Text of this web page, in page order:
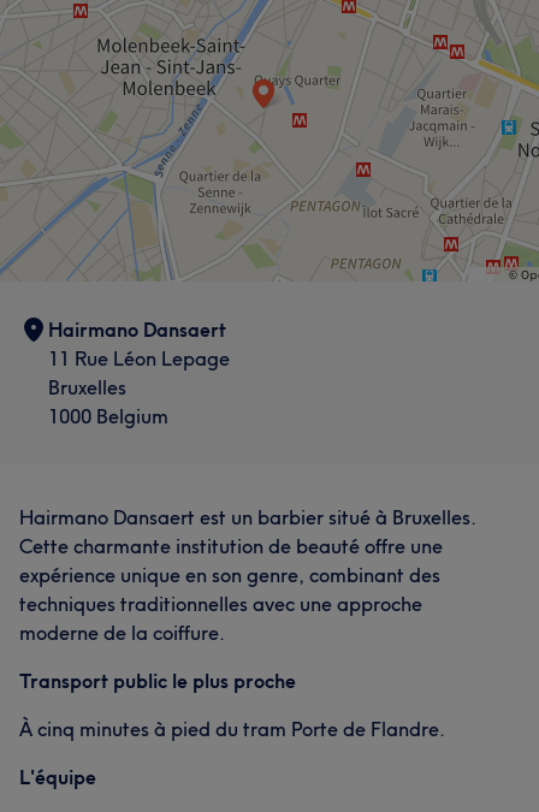
Hairmano Dansaert
11 Rue Léon Lepage
Bruxelles
1000 Belgium
Hairmano Dansaert est un barbier situé à Bruxelles.
Cette charmante institution de beauté offre une
expérience unique en son genre, combinant des
techniques traditionnelles avec une approche
moderne de la coiffure.
Transport public le plus proche
À cinq minutes à pied du tram Porte de Flandre.
L'équipe